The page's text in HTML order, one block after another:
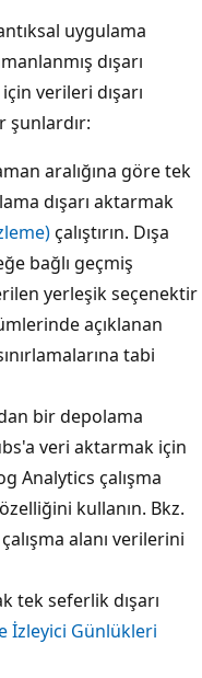
uygulama
dışarı
verileri dışarı
şunlardır:
aralığına göre tek
dışarı aktarmak
çalıştırın. Dışa
bağlı geçmiş
yerleşik seçenektir
açıklanan
tabi
bir depolama
veri aktarmak için
Analytics çalışma
kullanın. Bkz.
alanı verilerini
tek seferlik dışarı
İzleyici Günlükleri